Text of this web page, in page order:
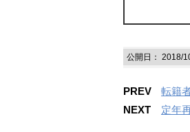
公開日： 2018/
PREV
転籍
NEXT
定年